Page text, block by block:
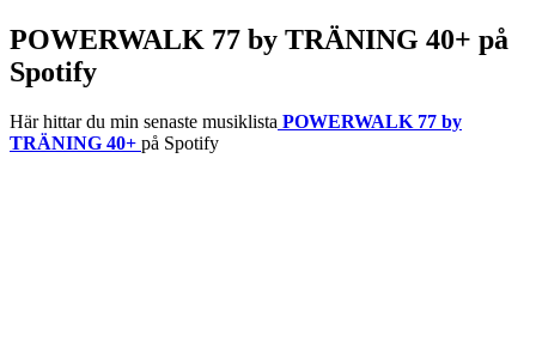
POWERWALK 77 by TRÄNING 40+ på
Spotify
Här hittar du min senaste musiklista POWERWALK 77 by
TRÄNING 40+ på Spotify